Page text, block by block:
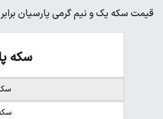
قیمت سکه یک و نیم گرمی پارسیان برابر با ۱۰ میلیون و ۵۸۰ تومان
سکه
سکه
سکه